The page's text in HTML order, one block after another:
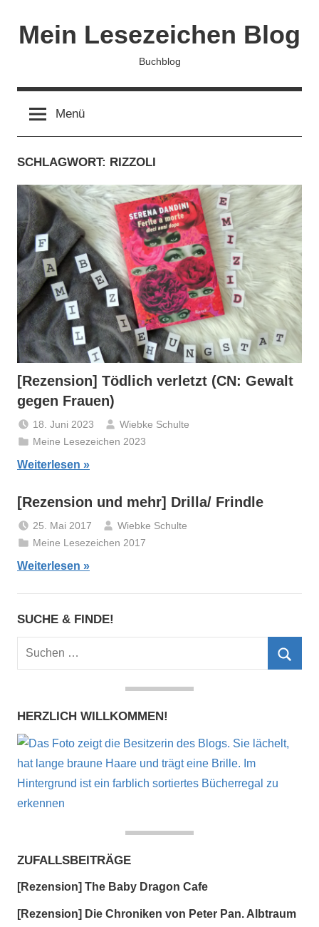
InhaltMein Lesezeichen Blog
Buchblog
Menü
SCHLAGWORT: RIZZOLI
[Rezension] Tödlich verletzt (CN: Gewalt
gegen Frauen)
18. Juni 2023
Wiebke Schulte
Meine Lesezeichen 2023
Weiterlesen
[Rezension und mehr] Drilla/ Frindle
25. Mai 2017
Wiebke Schulte
Meine Lesezeichen 2017
Weiterlesen
SUCHE & FINDE!
Suchen
HERZLICH WILLKOMMEN!
ZUFALLSBEITRÄGE
[Rezension] The Baby Dragon Cafe
[Rezension] Die Chroniken von Peter Pan. Albtraum